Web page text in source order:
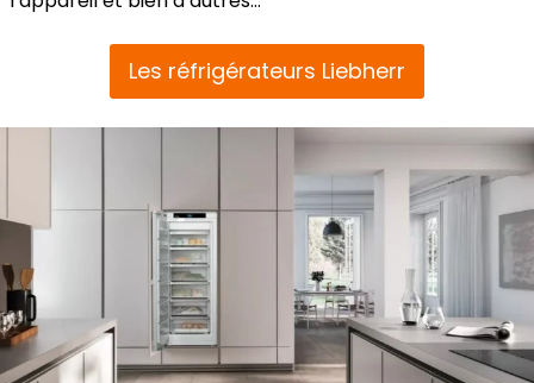
Les réfrigérateurs Liebherr